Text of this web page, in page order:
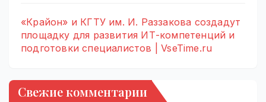
«Крайон» и КГТУ им. И. Раззакова создадут
площадку для развития ИТ-компетенций и
подготовки специалистов | VseTime.ru
Свежие комментарии